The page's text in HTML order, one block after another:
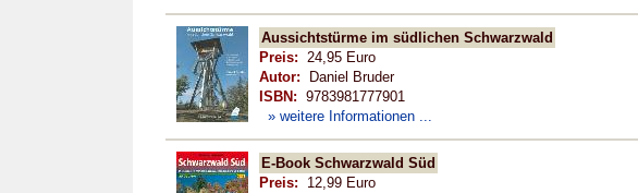
Aussichtstürme im südlichen Schwarzwald
Preis: 24,95 Euro
Autor: Daniel Bruder
ISBN: 9783981777901
» weitere Informationen ...
E-Book Schwarzwald Süd
Preis: 12,99 Euro